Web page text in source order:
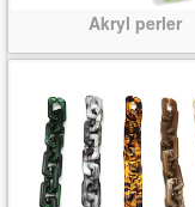
Akryl perler